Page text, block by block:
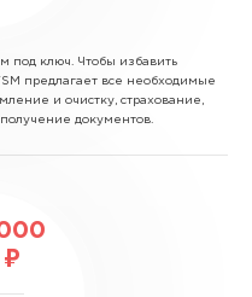
под ключ. Чтобы избавить
предлагает все необходимые
и очистку, страхование,
документов.